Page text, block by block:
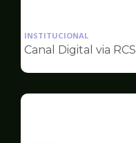
INSTITUCIONAL
Canal Digital via RCS